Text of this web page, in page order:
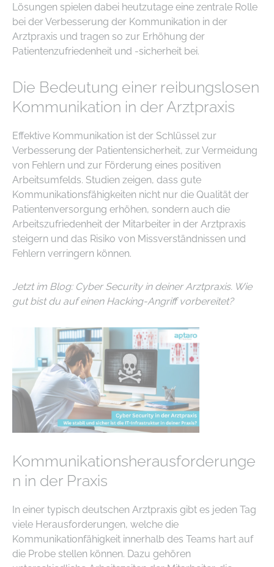
Lösungen spielen dabei heutzutage eine zentrale Rolle
bei der Verbesserung der Kommunikation in der
Arztpraxis und tragen so zur Erhöhung der
Patientenzufriedenheit und -sicherheit bei.
Die Bedeutung einer reibungslosen
Kommunikation in der Arztpraxis
Effektive Kommunikation ist der Schlüssel zur
Verbesserung der Patientensicherheit, zur Vermeidung
von Fehlern und zur Förderung eines positiven
Arbeitsumfelds. Studien zeigen, dass gute
Kommunikationsfähigkeiten nicht nur die Qualität der
Patientenversorgung erhöhen, sondern auch die
Arbeitszufriedenheit der Mitarbeiter in der Arztpraxis
steigern und das Risiko von Missverständnissen und
Fehlern verringern können.
Jetzt im Blog: Cyber Security in deiner Arztpraxis. Wie
gut bist du auf einen Hacking-Angriff vorbereitet?
Kommunikationsherausforderunge
n in der Praxis
In einer typisch deutschen Arztpraxis gibt es jeden Tag
viele Herausforderungen, welche die
Kommunikationfähigkeit innerhalb des Teams hart auf
die Probe stellen können. Dazu gehören